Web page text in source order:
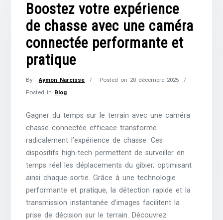
Boostez votre expérience
de chasse avec une caméra
connectée performante et
pratique
By -Aymon Narcisse Posted on 20 décembre 2025
Posted in Blog
Gagner du temps sur le terrain avec une caméra
chasse connectée efficace transforme
radicalement l’expérience de chasse. Ces
dispositifs high-tech permettent de surveiller en
temps réel les déplacements du gibier, optimisant
ainsi chaque sortie. Grâce à une technologie
performante et pratique, la détection rapide et la
transmission instantanée d’images facilitent la
prise de décision sur le terrain. Découvrez